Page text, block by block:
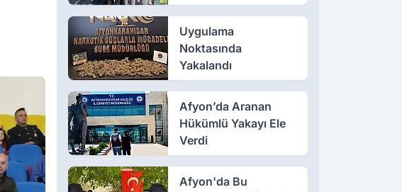
Tahammül Edemiyor
Uygulama
Noktasında
Yakalandı
Afyon’da Aranan
Hükümlü Yakayı Ele
Verdi
Afyon'da Bu